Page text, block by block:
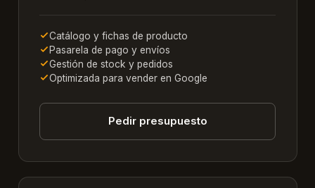
Catálogo y fichas de producto
Pasarela de pago y envíos
Gestión de stock y pedidos
Optimizada para vender en Google
Pedir presupuesto